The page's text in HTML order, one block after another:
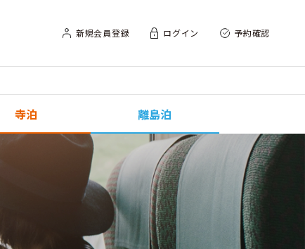
新規会員登録 ログイン 予約確認
寺泊 離島泊